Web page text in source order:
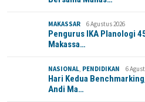
MAKASSAR 6 Agustus 2026
Pengurus IKA Planologi
Makassa…
NASIONAL, PENDIDIKAN 6
Hari Kedua
Andi Ma…